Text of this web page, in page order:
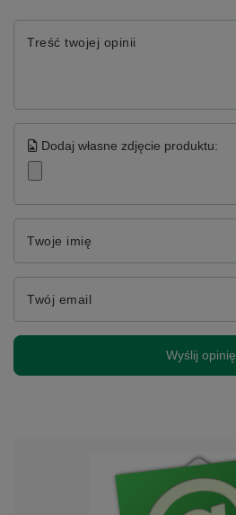
Treść twojej opinii
Dodaj własne zdjęcie produktu:
Twoje imię
Twój email
Wyślij opinię